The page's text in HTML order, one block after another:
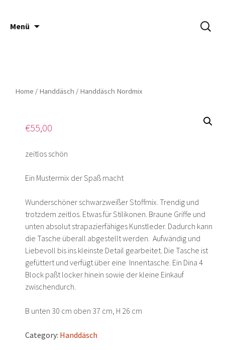
Häsch ä Däsch
Menü
nach:
Home / Handdäsch / Handdäsch Nordmix
€55,00
zeitlos schön
Ein Mustermix der Spaß macht
Wunderschöner schwarzweißer Stoffmix. Trendig und
trotzdem zeitlos. Etwas für Stilikonen. Braune Griffe und
unten absolut strapazierfähiges Kunstleder. Dadurch kann
die Tasche überall abgestellt werden. Aufwändig und
Liebevoll bis ins kleinste Detail gearbeitet. Die Tasche ist
gefüttert und verfügt über eine Innentasche. Ein Dina 4
Block paßt locker hinein sowie der kleine Einkauf
zwischendurch.
B unten 30 cm oben 37 cm, H 26 cm
Category: Handdäsch